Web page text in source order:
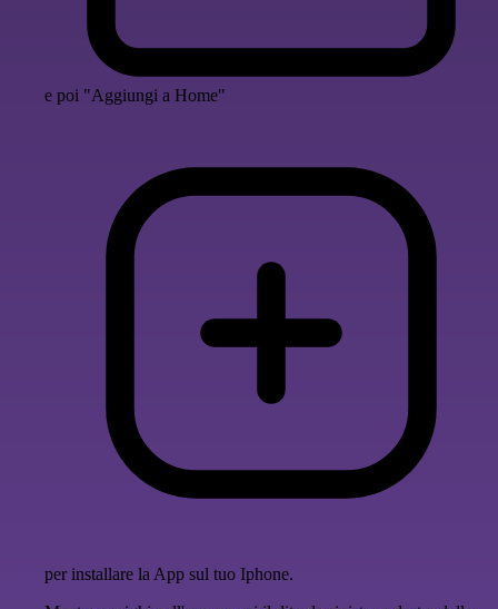
e poi "Aggiungi a Home"
per installare la App sul tuo Iphone.